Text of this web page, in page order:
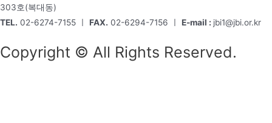
303호(복대동)
TEL. 02-6274-7155 ㅣ FAX. 02-6294-7156 ㅣ E-mail : jbi1@jbi.or.kr
Copyright © All Rights Reserved.